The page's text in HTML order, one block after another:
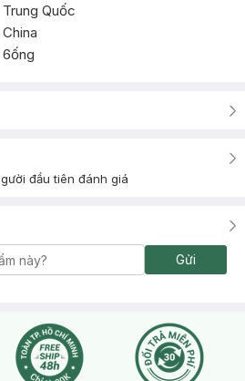
Trung Quốc
China
6ống
đầu tiên đánh giá
Gửi